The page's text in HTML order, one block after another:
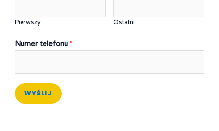
Pierwszy Ostatni
Numer telefonu *
WYŚLIJ